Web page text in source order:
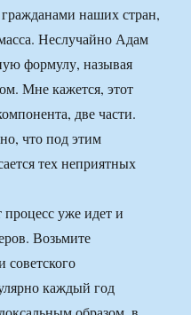
наших стран,
Неслучайно Адам
формулу, называя
Мне кажется, этот
две части.
что под этим
тех неприятных
процесс уже идет и
Возьмите
советского
каждый год